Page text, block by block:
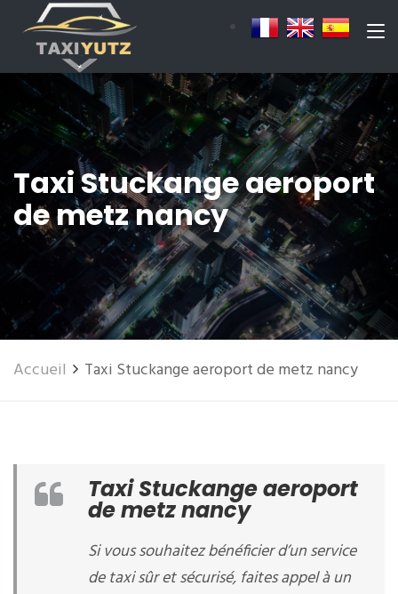
Taxi Stuckange aeroport
de metz nancy
Accueil Taxi Stuckange aeroport de metz nancy
Taxi Stuckange aeroport
de metz nancy
Si vous souhaitez bénéficier d’un service
de taxi sûr et sécurisé, faites appel à un